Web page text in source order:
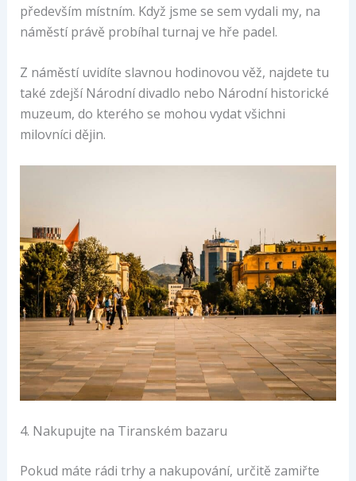
především místním. Když jsme se sem vydali my, na
náměstí právě probíhal turnaj ve hře padel.
Z náměstí uvidíte slavnou hodinovou věž, najdete tu
také zdejší Národní divadlo nebo Národní historické
muzeum, do kterého se mohou vydat všichni
milovníci dějin.
4. Nakupujte na Tiranském bazaru
Pokud máte rádi trhy a nakupování, určitě zamiřte